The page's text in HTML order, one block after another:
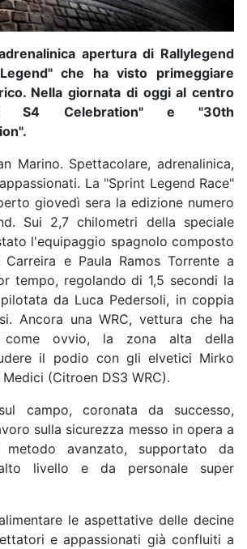
apertura di Rallylegend
che ha visto primeggiare
Nella giornata di oggi al centro
S4 Celebration" e "30th
Marino. Spettacolare, adrenalinica,
La "Sprint Legend Race"
giovedì sera la edizione numero
Sui 2,7 chilometri della speciale
l'equipaggio spagnolo composto
e Paula Ramos Torrente a
tempo, regolando di 1,5 secondi la
da Luca Pedersoli, in coppia
Ancora una WRC, vettura che ha
come ovvio, la zona alta della
il podio con gli elvetici Mirko
(Citroen DS3 WRC).
campo, coronata da successo,
sulla sicurezza messo in opera a
metodo avanzato, supportato da
livello e da personale super
le aspettative delle decine
e appassionati già confluiti a